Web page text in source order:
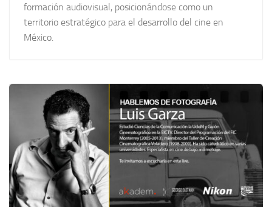
formación audiovisual, posicionándose como un
territorio estratégico para el desarrollo del cine en
México.